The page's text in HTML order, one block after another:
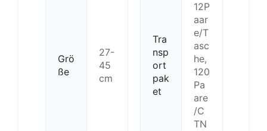
Grö
ße
27-
45
cm
Tra
nsp
ort
pak
et
12P
aar
e/T
asc
he,
120
Pa
are
/C
TN